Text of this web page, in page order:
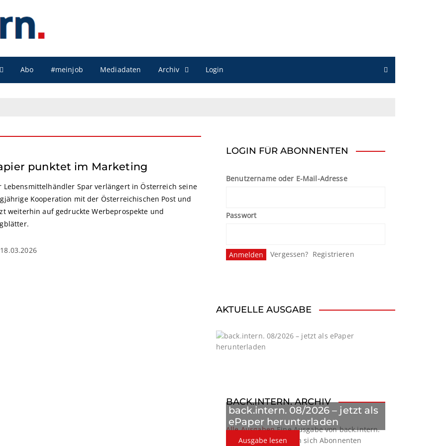
Abo #meinjob Mediadaten Archiv Login
punktet im Marketing
Lebensmittelhändler Spar verlängert in Österreich seine
Kooperation mit der Österreichischen Post und
weiterhin auf gedruckte Werbeprospekte und
18.03.2026
LOGIN FÜR ABONNENTEN
Benutzername oder E-Mail-Adresse
Passwort
Vergessen? Registrieren
AKTUELLE AUSGABE
back.intern. 08/2026 – jetzt als
ePaper herunterladen
Ausgabe lesen
BACK.INTERN. ARCHIV
Alle AusgabenEine Ausgabe von back.intern.
verpasst? Hier können sich Abonnenten